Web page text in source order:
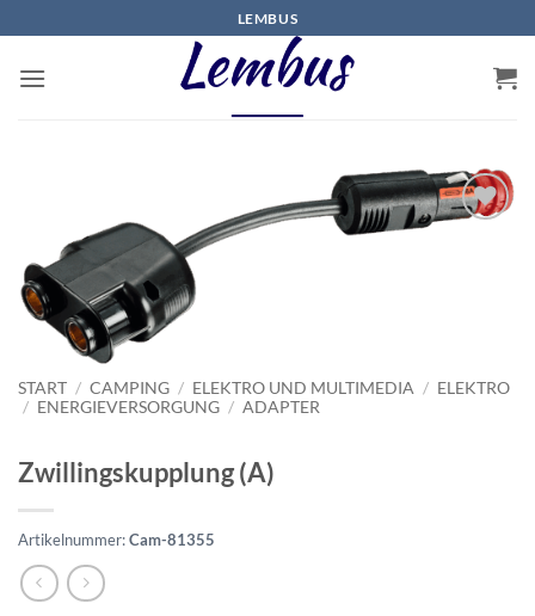
Inhalt
springen
LEMBUS
START / CAMPING / ELEKTRO UND MULTIMEDIA / ELEKTRO
/ ENERGIEVERSORGUNG / ADAPTER
Zwillingskupplung (A)
Artikelnummer:Cam-81355